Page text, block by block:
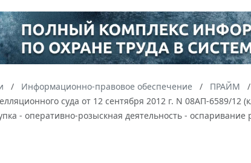
Информационно-правовое обеспечение ПРАЙМ
суда от 12 сентября 2012 г. N 08АП-6589/12
- оперативно-розыскная деятельность -